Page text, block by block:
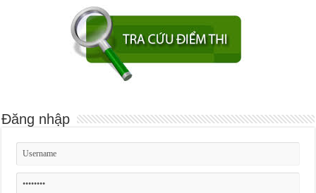
Đăng nhập